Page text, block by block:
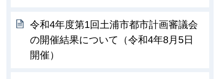
令和4年度第1回土浦市都市計画審議会
の開催結果について（令和4年8月5日
開催）